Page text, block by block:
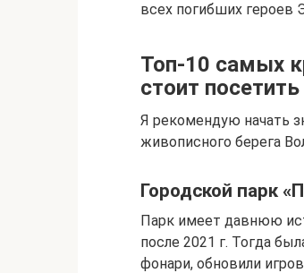
всех погибших героев
Топ-10 самых
стоит посетить
Я рекомендую начать
живописного берега
Городской парк
Парк имеет давнюю
после 2021 г. Тогда
фонари, обновили